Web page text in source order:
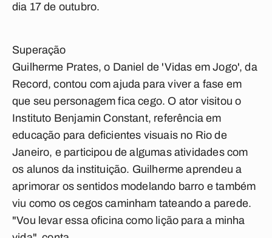
dia 17 de outubro.
Superação
Guilherme Prates, o Daniel de 'Vidas em Jogo', da
Record, contou com ajuda para viver a fase em
que seu personagem fica cego. O ator visitou o
Instituto Benjamin Constant, referência em
educação para deficientes visuais no Rio de
Janeiro, e participou de algumas atividades com
os alunos da instituição. Guilherme aprendeu a
aprimorar os sentidos modelando barro e também
viu como os cegos caminham tateando a parede.
"Vou levar essa oficina como lição para a minha